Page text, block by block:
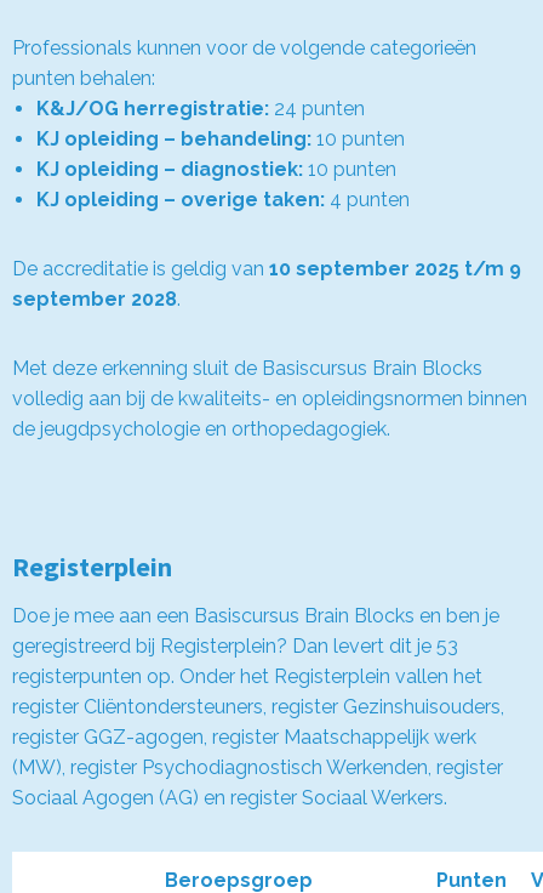
Professionals kunnen voor de volgende categorieën
punten behalen:
K&J/OG herregistratie: 24 punten
KJ opleiding – behandeling: 10 punten
KJ opleiding – diagnostiek: 10 punten
KJ opleiding – overige taken: 4 punten
De accreditatie is geldig van 10 september 2025 t/m 9
september 2028.
Met deze erkenning sluit de Basiscursus Brain Blocks
volledig aan bij de kwaliteits- en opleidingsnormen binnen
de jeugdpsychologie en orthopedagogiek.
Registerplein
Doe je mee aan een Basiscursus Brain Blocks en ben je
geregistreerd bij Registerplein? Dan levert dit je 53
registerpunten op. Onder het Registerplein vallen het
register Cliëntondersteuners, register Gezinshuisouders,
register GGZ-agogen, register Maatschappelijk werk
(MW), register Psychodiagnostisch Werkenden, register
Sociaal Agogen (AG) en register Sociaal Werkers.
Beroepsgroep Punten